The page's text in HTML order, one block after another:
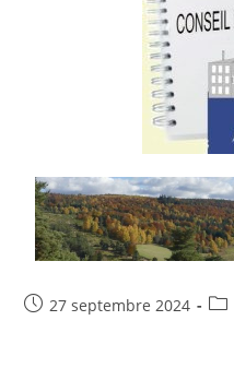
27 septembre 2024